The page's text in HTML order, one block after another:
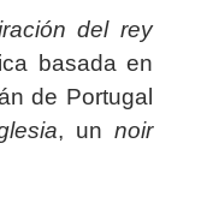
del rey
basada en
de Portugal
, unnoir